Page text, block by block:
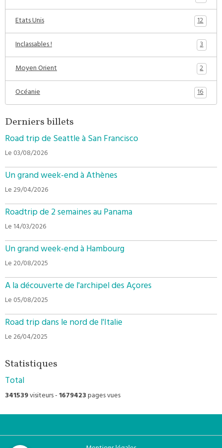
Etats Unis
12
Inclassables !
3
Moyen Orient
2
Océanie
16
Derniers billets
Road trip de Seattle à San Francisco
Le 03/08/2026
Un grand week-end à Athènes
Le 29/04/2026
Roadtrip de 2 semaines au Panama
Le 14/03/2026
Un grand week-end à Hambourg
Le 20/08/2025
A la découverte de l'archipel des Açores
Le 05/08/2025
Road trip dans le nord de l'Italie
Le 26/04/2025
Statistiques
Total
341539visiteurs -1679423pages vues